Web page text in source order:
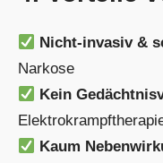
Nicht-invasiv &
Narkose
Kein
Kaum